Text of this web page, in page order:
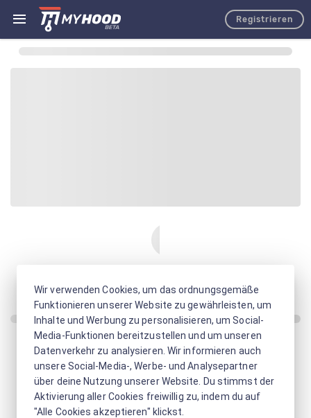
Registrieren
Wir verwenden Cookies, um das ordnungsgemäße
Funktionieren unserer Website zu gewährleisten, um
Inhalte und Werbung zu personalisieren, um Social-
Media-Funktionen bereitzustellen und um unseren
Datenverkehr zu analysieren. Wir informieren auch
unsere Social-Media-, Werbe- und Analysepartner
über deine Nutzung unserer Website. Du stimmst der
Aktivierung aller Cookies freiwillig zu, indem du auf
"Alle Cookies akzeptieren" klickst.